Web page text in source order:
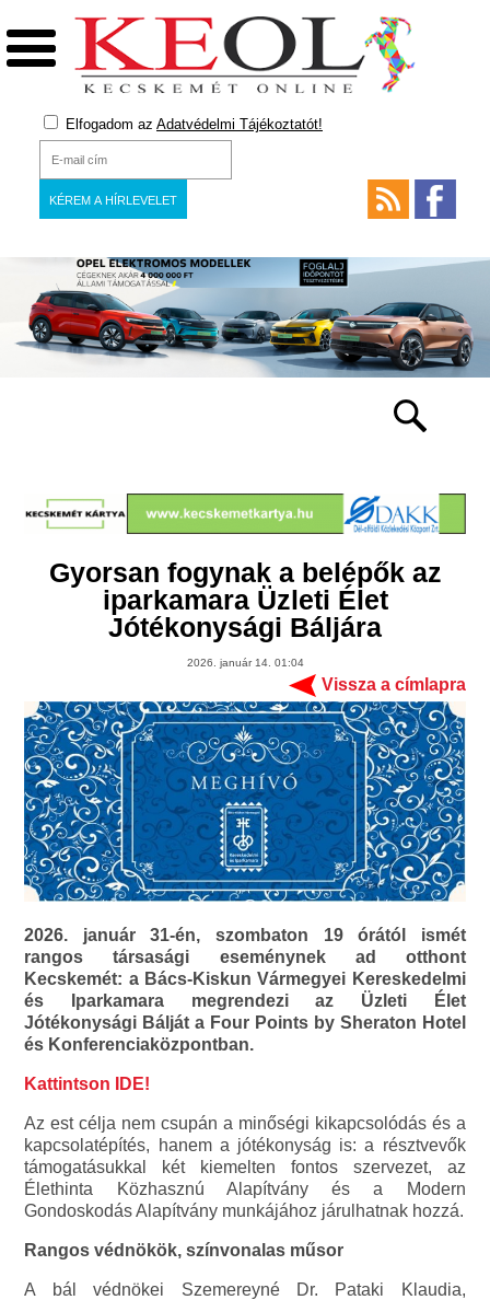
Elfogadom az Adatvédelmi Tájékoztatót!
Gyorsan fogynak a belépők az
iparkamara Üzleti Élet
Jótékonysági Báljára
2026. január 14. 01:04
Vissza a címlapra
2026. január 31-én, szombaton 19 órától ismét
rangos társasági eseménynek ad otthont
Kecskemét: a Bács-Kiskun Vármegyei Kereskedelmi
és Iparkamara megrendezi az Üzleti Élet
Jótékonysági Bálját a Four Points by Sheraton Hotel
és Konferenciaközpontban.
Kattintson IDE!
Az est célja nem csupán a minőségi kikapcsolódás és a
kapcsolatépítés, hanem a jótékonyság is: a résztvevők
támogatásukkal két kiemelten fontos szervezet, az
Élethinta Közhasznú Alapítvány és a Modern
Gondoskodás Alapítvány munkájához járulhatnak hozzá.
Rangos védnökök, színvonalas műsor
A bál védnökei Szemereyné Dr. Pataki Klaudia,